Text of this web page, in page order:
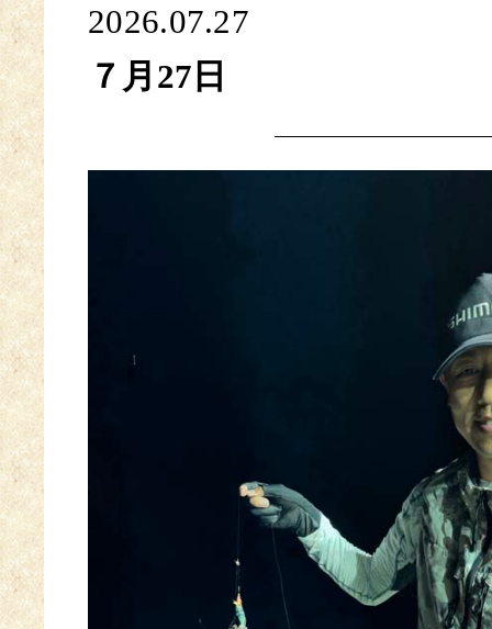
2026.07.27
７月27日